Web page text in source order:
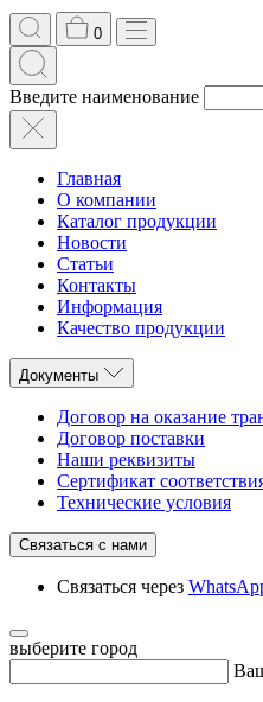
0
Введите наименование
Главная
О компании
Каталог продукции
Новости
Статьи
Контакты
Информация
Качество продукции
Документы
Договор на оказание
Договор поставки
Наши реквизиты
Сертификат
Технические условия
Связаться с нами
Связаться через
выберите город